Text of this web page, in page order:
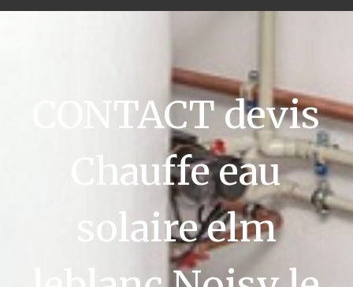
CONTACT devis
Chauffe eau
solaire elm